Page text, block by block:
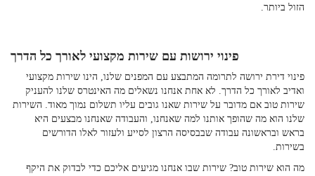
הזול ביותר.
פינוי ירושות עם שירות מקצועי לאורך כל הדרך
פינוי דירת ירושה לתרומה המתבצע עם המפנים שלנו, הינו שירות מקצועי
ואדיב לאורך כל הדרך. לא אחת אנחנו נשאלים מה האינטרס שלנו להעניק
שירות טוב אם מדובר על שירות שאנו גובים עליו תשלום נמוך מאוד. השירות
שלנו הוא מה שהופך אותנו למה שאנחנו, והעבודה שאנחנו מבצעים היא
בראש ובראשונה עבודה שבבסיסה הרצון לסייע ולעזור לאלו הדורשים
בשירות.
מה הוא שירות טוב? שירות שבו אנחנו מגיעים אליכם כדי לבדוק את היקף